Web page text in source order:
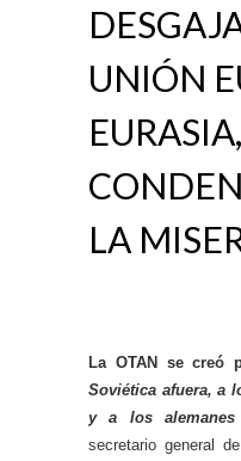
UNIÓN
EURASIA,
LA
La OTAN se creó
Soviética afuera, a
y a los alemanes
secretario general